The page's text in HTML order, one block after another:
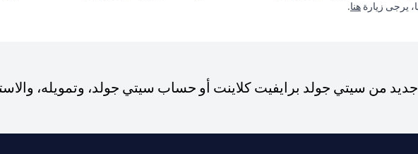
يرجى زيارة هنا.
من سيتي جولد برايفيت كلاينت أو حساب سيتي جولد، وتمويله،